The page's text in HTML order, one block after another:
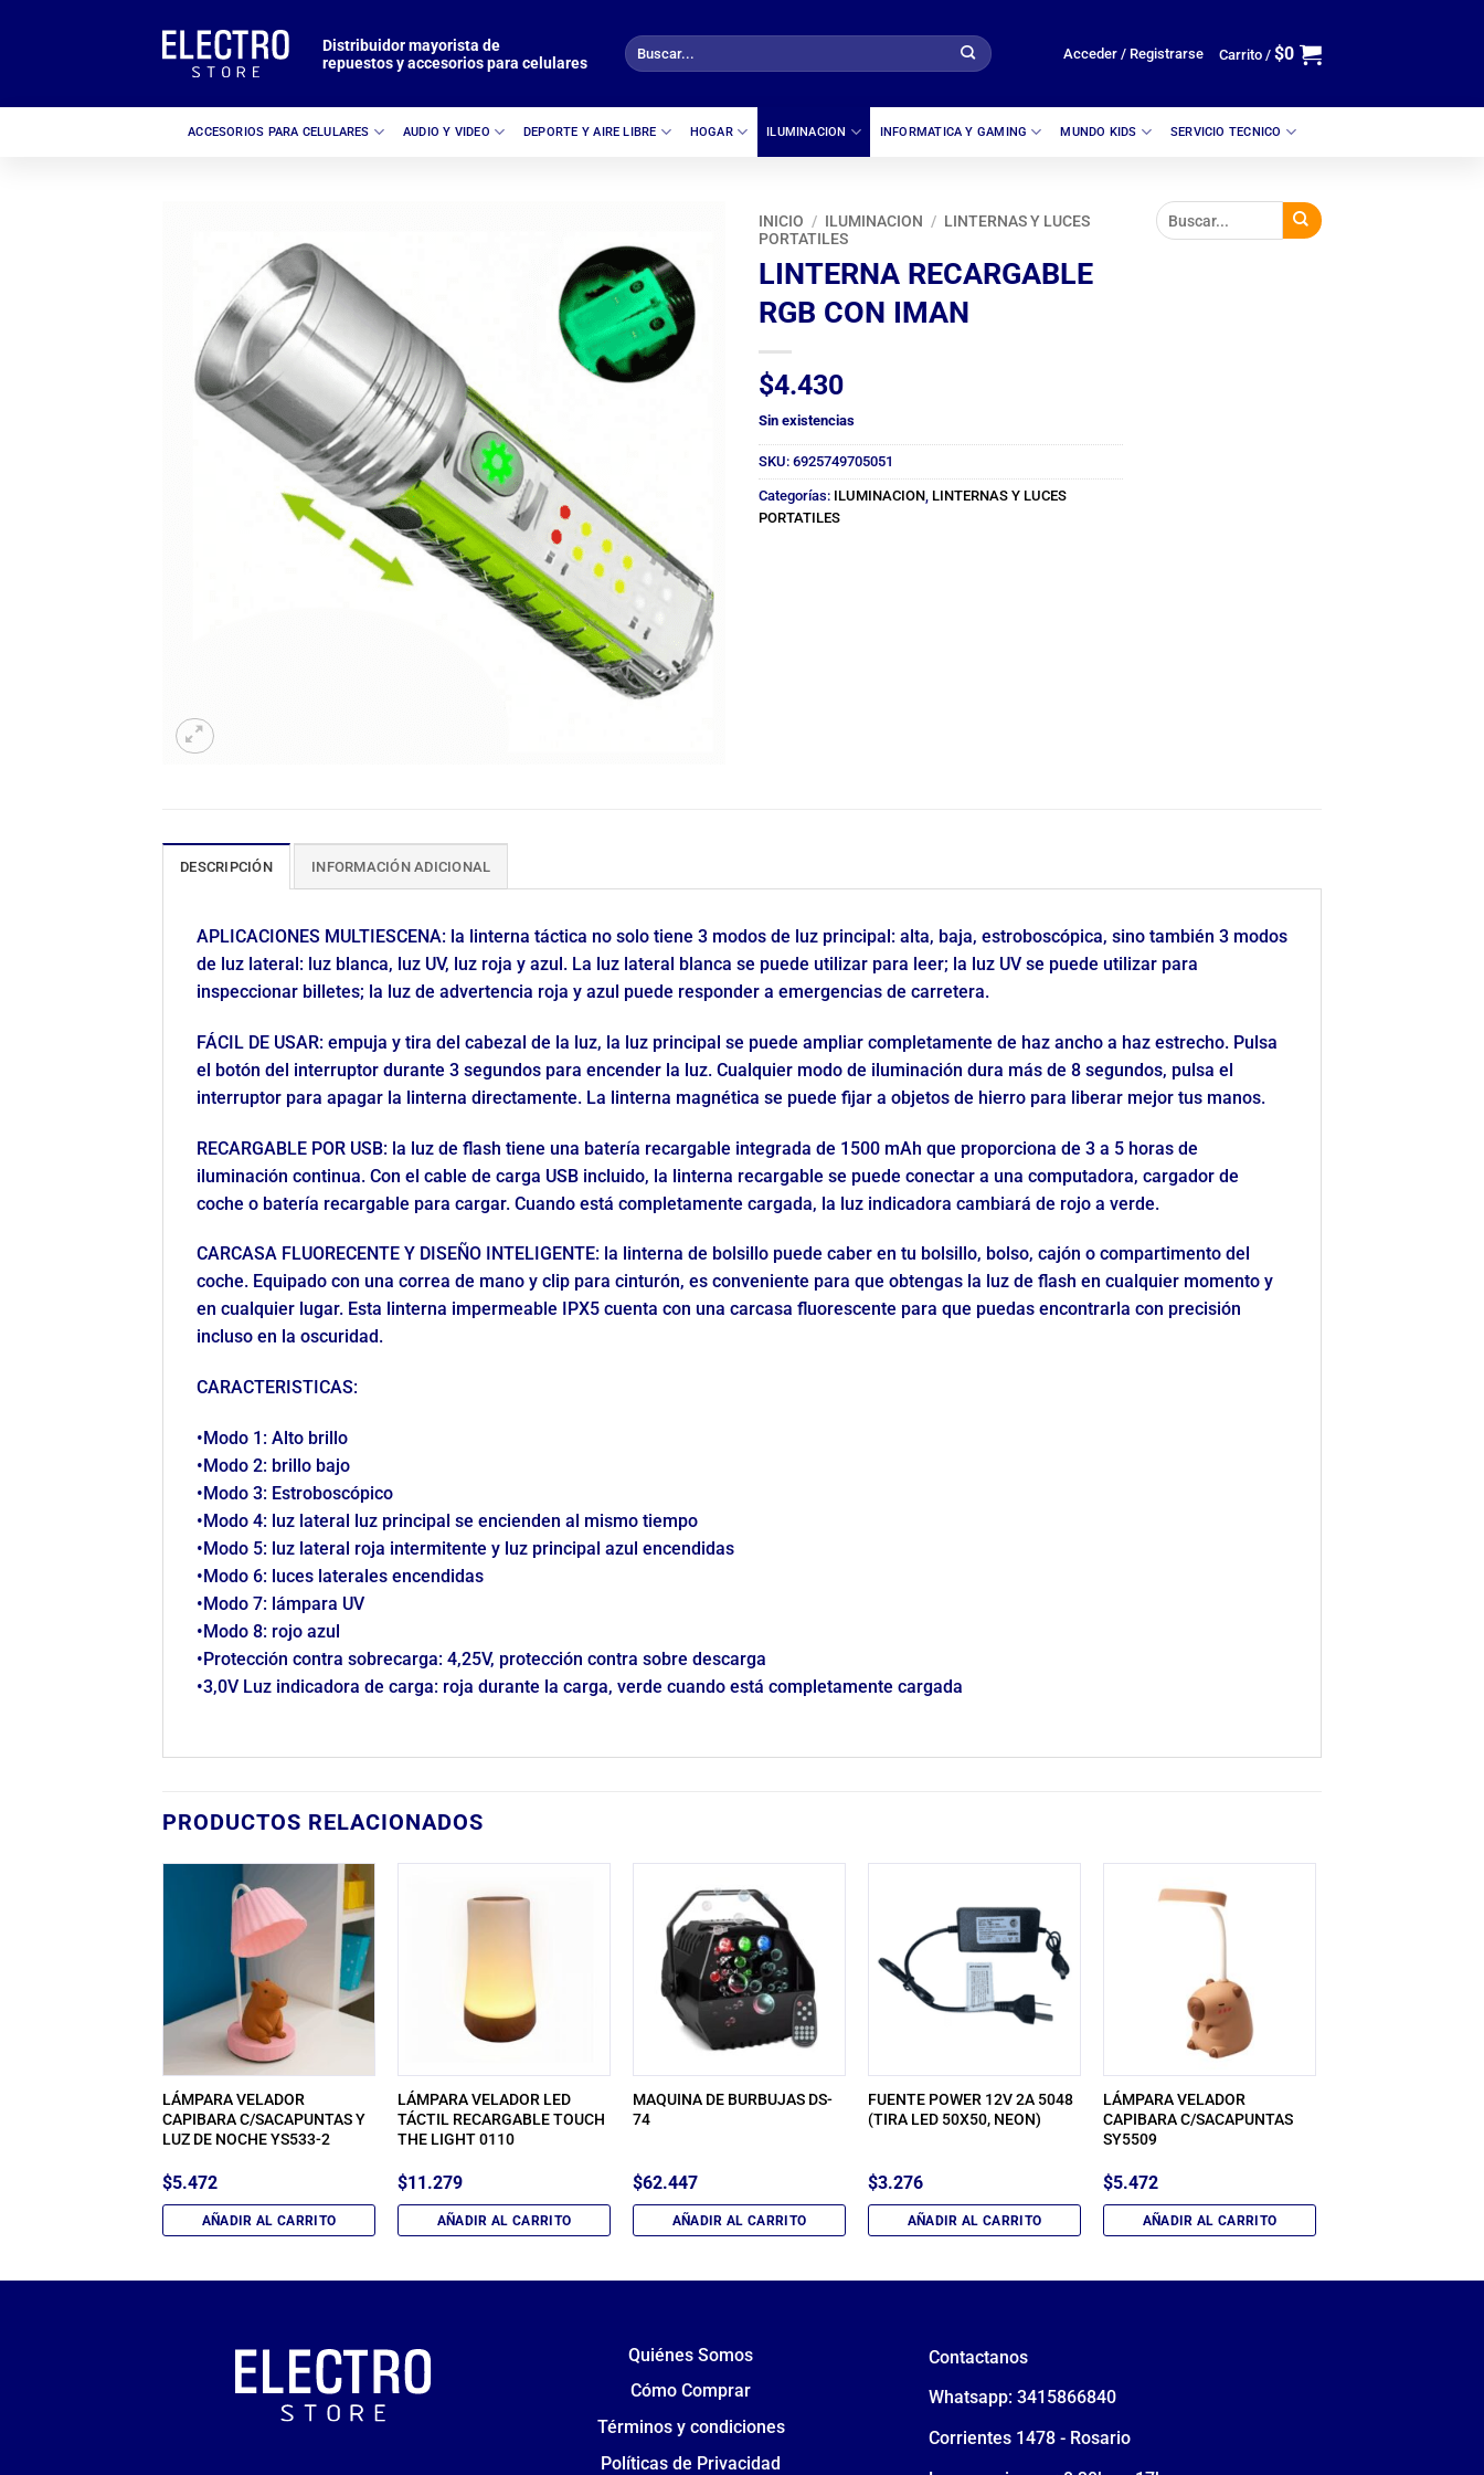
Distribuidor mayorista de
repuestos y accesorios para celulares
Buscar
por:
Acceder / Registrarse Carrito / $0
ACCESORIOS PARA CELULARES AUDIO Y VIDEO DEPORTE Y AIRE LIBRE HOGAR ILUMINACION INFORMATICA Y GAMING MUNDO KIDS SERVICIO TECNICO
INICIO / ILUMINACION / LINTERNAS Y LUCES
PORTATILES
LINTERNA RECARGABLE
RGB CON IMAN
$4.430
Sin existencias
SKU: 6925749705051
Categorías: ILUMINACION LINTERNAS Y LUCES
PORTATILES
DESCRIPCIÓN INFORMACIÓN ADICIONAL
APLICACIONES MULTIESCENA: la linterna táctica no solo tiene 3 modos de luz principal: alta, baja, estroboscópica, sino también 3 modos
de luz lateral: luz blanca, luz UV, luz roja y azul. La luz lateral blanca se puede utilizar para leer; la luz UV se puede utilizar para
inspeccionar billetes; la luz de advertencia roja y azul puede responder a emergencias de carretera.
FÁCIL DE USAR: empuja y tira del cabezal de la luz, la luz principal se puede ampliar completamente de haz ancho a haz estrecho. Pulsa
el botón del interruptor durante 3 segundos para encender la luz. Cualquier modo de iluminación dura más de 8 segundos, pulsa el
interruptor para apagar la linterna directamente. La linterna magnética se puede fijar a objetos de hierro para liberar mejor tus manos.
RECARGABLE POR USB: la luz de flash tiene una batería recargable integrada de 1500 mAh que proporciona de 3 a 5 horas de
iluminación continua. Con el cable de carga USB incluido, la linterna recargable se puede conectar a una computadora, cargador de
coche o batería recargable para cargar. Cuando está completamente cargada, la luz indicadora cambiará de rojo a verde.
CARCASA FLUORECENTE Y DISEÑO INTELIGENTE: la linterna de bolsillo puede caber en tu bolsillo, bolso, cajón o compartimento del
coche. Equipado con una correa de mano y clip para cinturón, es conveniente para que obtengas la luz de flash en cualquier momento y
en cualquier lugar. Esta linterna impermeable IPX5 cuenta con una carcasa fluorescente para que puedas encontrarla con precisión
incluso en la oscuridad.
CARACTERISTICAS:
•Modo 1: Alto brillo
•Modo 2: brillo bajo
•Modo 3: Estroboscópico
•Modo 4: luz lateral luz principal se encienden al mismo tiempo
•Modo 5: luz lateral roja intermitente y luz principal azul encendidas
•Modo 6: luces laterales encendidas
•Modo 7: lámpara UV
•Modo 8: rojo azul
•Protección contra sobrecarga: 4,25V, protección contra sobre descarga
•3,0V Luz indicadora de carga: roja durante la carga, verde cuando está completamente cargada
PRODUCTOS RELACIONADOS
LÁMPARA VELADOR
CAPIBARA C/SACAPUNTAS Y
LUZ DE NOCHE YS533-2
$5.472
AÑADIR AL CARRITO
LÁMPARA VELADOR LED
TÁCTIL RECARGABLE TOUCH
THE LIGHT 0110
$11.279
AÑADIR AL CARRITO
MAQUINA DE BURBUJAS DS-
74
$62.447
AÑADIR AL CARRITO
FUENTE POWER 12V 2A 5048
(TIRA LED 50X50, NEON)
$3.276
AÑADIR AL CARRITO
LÁMPARA VELADOR
CAPIBARA C/SACAPUNTAS
SY5509
$5.472
AÑADIR AL CARRITO
Quiénes Somos
Cómo Comprar
Términos y condiciones
Políticas de Privacidad
Contactanos
Whatsapp: 3415866840
Corrientes 1478 - Rosario